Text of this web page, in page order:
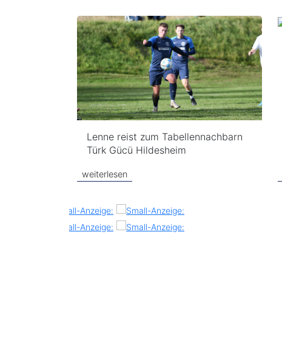
Lenne reist zum Tabellennachbarn
Türk Gücü Hildesheim
weiterlesen